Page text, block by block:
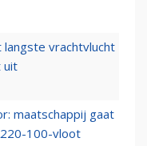
langste vrachtvlucht
uit
maatschappij gaat
100-vloot